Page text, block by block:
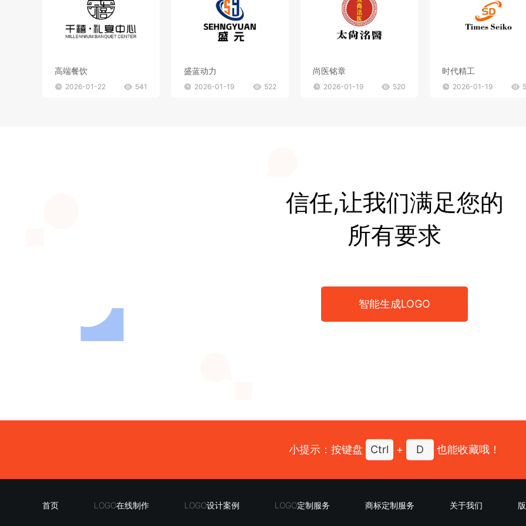
高端餐饮
2026-01-22 541
盛蓝动力
2026-01-19 522
尚医铭章
2026-01-19 520
时代精工
2026-01-19
信任,让我们满足您的
所有要求
智能生成LOGO
小提示：按键盘 Ctrl + D 也能收藏哦！
首页 LOGO在线制作 LOGO设计案例 LOGO定制服务 商标定制服务 关于我们